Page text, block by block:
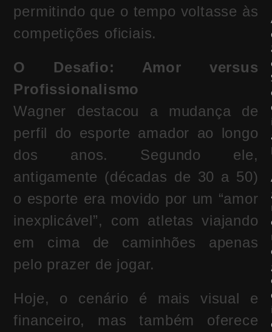
permitindo que o tempo voltasse às
competições oficiais.
O Desafio: Amor versus
Profissionalismo
Wagner destacou a mudança de
perfil do esporte amador ao longo
dos anos. Segundo ele,
antigamente (décadas de 30 a 50)
o esporte era movido por um “amor
inexplicável”, com atletas viajando
em cima de caminhões apenas
pelo prazer de jogar.
Hoje, o cenário é mais visual e
financeiro, mas também oferece